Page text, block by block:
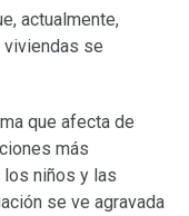
actualmente,
viviendas se
que afecta de
más
los niños y las
se ve agravada